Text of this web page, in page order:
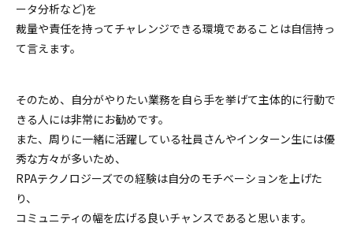
ータ分析など)を
裁量や責任を持ってチャレンジできる環境であることは自信持っ
て言えます。
そのため、自分がやりたい業務を自ら手を挙げて主体的に行動で
きる人には非常にお勧めです。
また、周りに一緒に活躍している社員さんやインターン生には優
秀な方々が多いため、
RPAテクノロジーズでの経験は自分のモチベーションを上げた
り、
コミュニティの幅を広げる良いチャンスであると思います。